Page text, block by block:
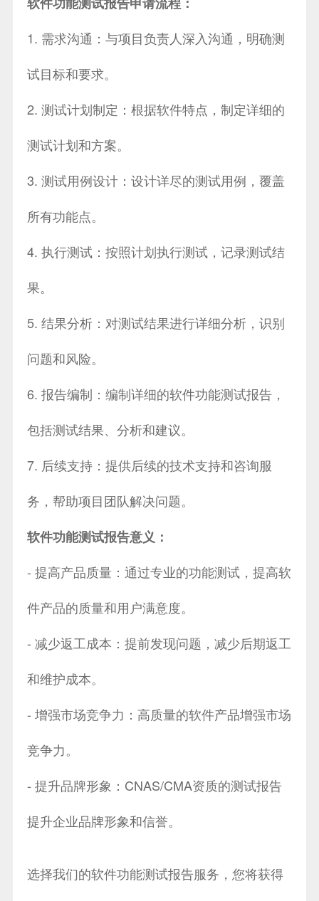
1. 需求沟通：与项目负责人深入沟通，明确测
试目标和要求。
2. 测试计划制定：根据软件特点，制定详细的
测试计划和方案。
3. 测试用例设计：设计详尽的测试用例，覆盖
所有功能点。
4. 执行测试：按照计划执行测试，记录测试结
果。
5. 结果分析：对测试结果进行详细分析，识别
问题和风险。
6. 报告编制：编制详细的软件功能测试报告，
包括测试结果、分析和建议。
7. 后续支持：提供后续的技术支持和咨询服
务，帮助项目团队解决问题。
软件功能测试报告意义：
- 提高产品质量：通过专业的功能测试，提高软
件产品的质量和用户满意度。
- 减少返工成本：提前发现问题，减少后期返工
和维护成本。
- 增强市场竞争力：高质量的软件产品增强市场
竞争力。
- 提升品牌形象：CNAS/CMA资质的测试报告
提升企业品牌形象和信誉。
选择我们的软件功能测试报告服务，您将获得